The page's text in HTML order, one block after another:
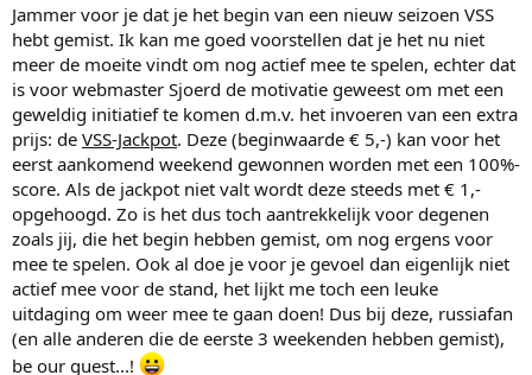
Jammer voor je dat je het begin van een nieuw seizoen VSS
hebt gemist. Ik kan me goed voorstellen dat je het nu niet
meer de moeite vindt om nog actief mee te spelen, echter dat
is voor webmaster Sjoerd de motivatie geweest om met een
geweldig initiatief te komen d.m.v. het invoeren van een extra
prijs: de VSS-Jackpot. Deze (beginwaarde € 5,-) kan voor het
eerst aankomend weekend gewonnen worden met een 100%-
score. Als de jackpot niet valt wordt deze steeds met € 1,-
opgehoogd. Zo is het dus toch aantrekkelijk voor degenen
zoals jij, die het begin hebben gemist, om nog ergens voor
mee te spelen. Ook al doe je voor je gevoel dan eigenlijk niet
actief mee voor de stand, het lijkt me toch een leuke
uitdaging om weer mee te gaan doen! Dus bij deze, russiafan
(en alle anderen die de eerste 3 weekenden hebben gemist),
be our guest...!